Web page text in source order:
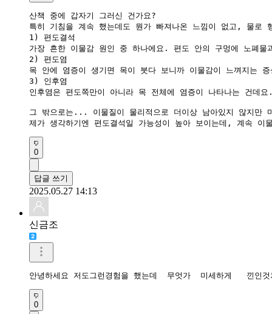
산책 중에 갑자기 그러신 건가요?
특히 기침을 계속 했는데도 뭔가 빠져나온 느낌이 없고, 물로
1) 편도결석
가장 흔한 이물감 원인 중 하나에요. 편도 안의 구멍에 노폐
2) 편도염
목 안에 염증이 생기면 목이 붓다 보니까 이물감이 느껴지는
3) 인후염
인후염은 편도쪽만이 아니라 목 전체에 염증이 나타나는 건
그 밖으로는... 이물질이 물리적으로 더이상 남아있지 않지만
제가 생각하기엔 편도결석일 가능성이 높아 보이는데, 계속
0
답글 쓰기
2025.05.27 14:13
신금조
안녕하세요 저도그런경험을 했는데  무엇가  미세하게   낀인
0